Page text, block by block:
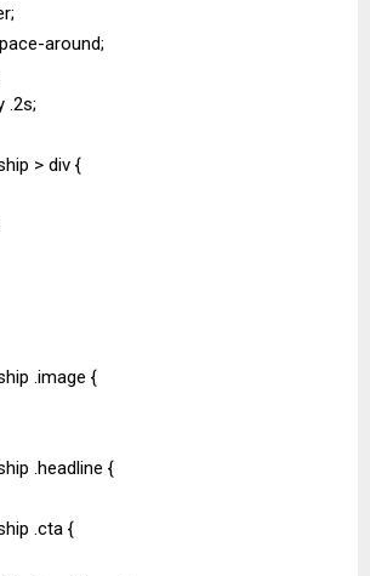
around;
.2s;
> div {
.image {
.headline {
.cta {